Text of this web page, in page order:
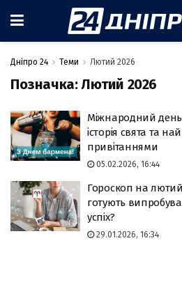
Дніпро 24 Теми Лютий 2026
Позначка:Лютий 2026
Міжнародний день
історія свята та
привітаннями
05.02.2026, 16:44
Гороскоп на лютий
готують
успіх?
29.01.2026, 16:34